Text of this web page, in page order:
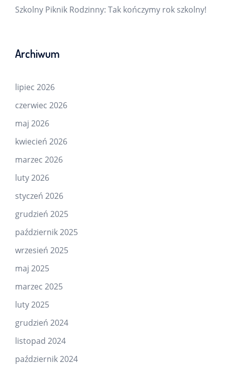
Szkolny Piknik Rodzinny: Tak kończymy rok szkolny!
Archiwum
lipiec 2026
czerwiec 2026
maj 2026
kwiecień 2026
marzec 2026
luty 2026
styczeń 2026
grudzień 2025
październik 2025
wrzesień 2025
maj 2025
marzec 2025
luty 2025
grudzień 2024
listopad 2024
październik 2024